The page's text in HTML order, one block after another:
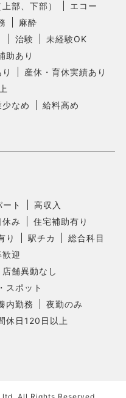
部、下部）
エコー
麻酔
治験
未経験OK
助あり
産休・育休実績あり
少なめ
給料高め
ート
高収入
休み
住宅補助有り
り 駅チカ
総合科目
歓迎
店舗異動なし
スポット
内勤務
夜勤のみ
休日120日以上